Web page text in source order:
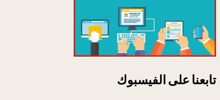
تابعنا على الفيسبوك